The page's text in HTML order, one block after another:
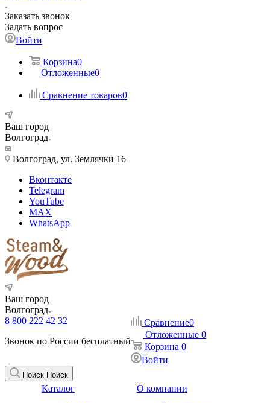
Заказать звонок
Задать вопрос
Войти
Корзина0
Отложенные0
Сравнение товаров0
Ваш город
Волгоград
Волгоград, ул. Землячки 16
Вконтакте
Telegram
YouTube
MAX
WhatsApp
Ваш город
Волгоград
8 800 222 42 32
Звонок по России бесплатный
Сравнение0
Отложенные 0
Корзина 0
Войти
Поиск Поиск
Каталог
О компании